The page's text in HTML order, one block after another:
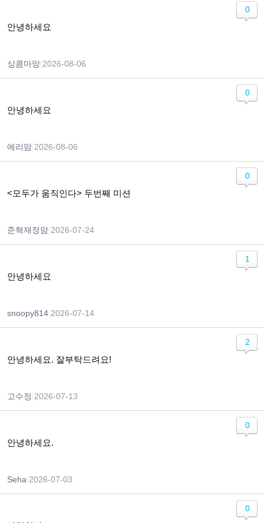
안녕하세요
상콤마망 2026-08-06
0
안녕하세요
에리맘 2026-08-06
0
<모두가 움직인다> 두번째 미션
준혁재정맘 2026-07-24
0
안녕하세요
snoopy814 2026-07-14
1
안녕하세요. 잘부탁드려요!
고수정 2026-07-13
2
안녕하세요.
Seha 2026-07-03
0
0